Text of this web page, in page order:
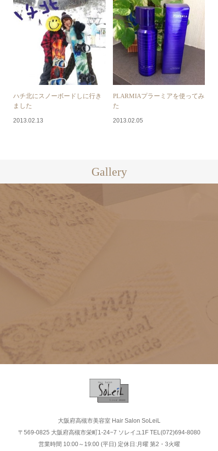
ハチ北にスノーボードしに行き
ました
2013.02.13
PLARMIAプラーミアを使ってみ
た
2013.02.05
Gallery
大阪府高槻市美容室 Hair Salon SoLeiL
〒569-0825 大阪府高槻市栄町1-24−7 ソレイユ1F TEL(072)694-8080
営業時間 10:00～19:00 (平日) 定休日:月曜 第2・3火曜